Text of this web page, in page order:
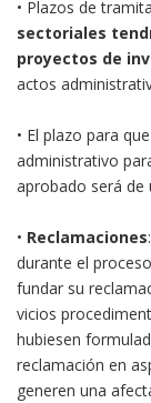
• Plazos de
sectoriales
proyectos de
actos
• El plazo para
administrativo
aprobado será de
• Reclamaciones
durante el
fundar su
vicios
hubiesen
reclamación en
generen una